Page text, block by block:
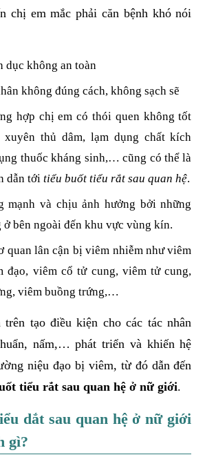
chị em mắc phải căn bệnh khó nói
dục không an toàn
không đúng cách, không sạch sẽ
hợp chị em có thói quen không tốt
xuyên thủ dâm, lạm dụng chất kích
thuốc kháng sinh,… cũng có thể là
dẫn tớitiểu buốt tiểu rắt sau quan hệ.
mạnh và chịu ảnh hưởng bởi những
ở bên ngoài đến khu vực vùng kín.
quan lân cận bị viêm nhiễm như viêm
đạo, viêm cổ tử cung, viêm tử cung,
viêm buồng trứng,…
trên tạo điều kiện cho các tác nhân
nấm,… phát triển và khiến hệ
niệu đạo bị viêm, từ đó dẫn đến
tiểu rắt sau quan hệ ở nữ giới.
dắt sau quan hệ ở nữ giới
gì?